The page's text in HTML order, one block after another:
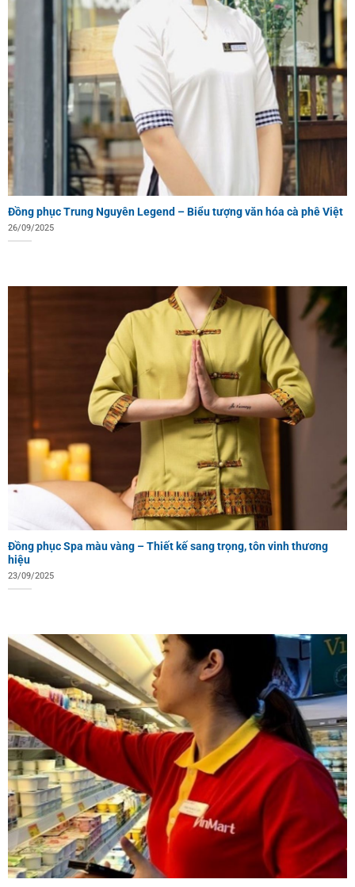
Đồng phục Trung Nguyên Legend – Biểu tượng văn hóa cà phê Việt
26/09/2025
Đồng phục Spa màu vàng – Thiết kế sang trọng, tôn vinh thương
hiệu
23/09/2025